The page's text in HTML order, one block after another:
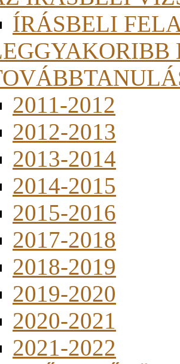
ÍRÁSBELI
2011-2012
2012-2013
2013-2014
2014-2015
2015-2016
2017-2018
2018-2019
2019-2020
2020-2021
2021-2022